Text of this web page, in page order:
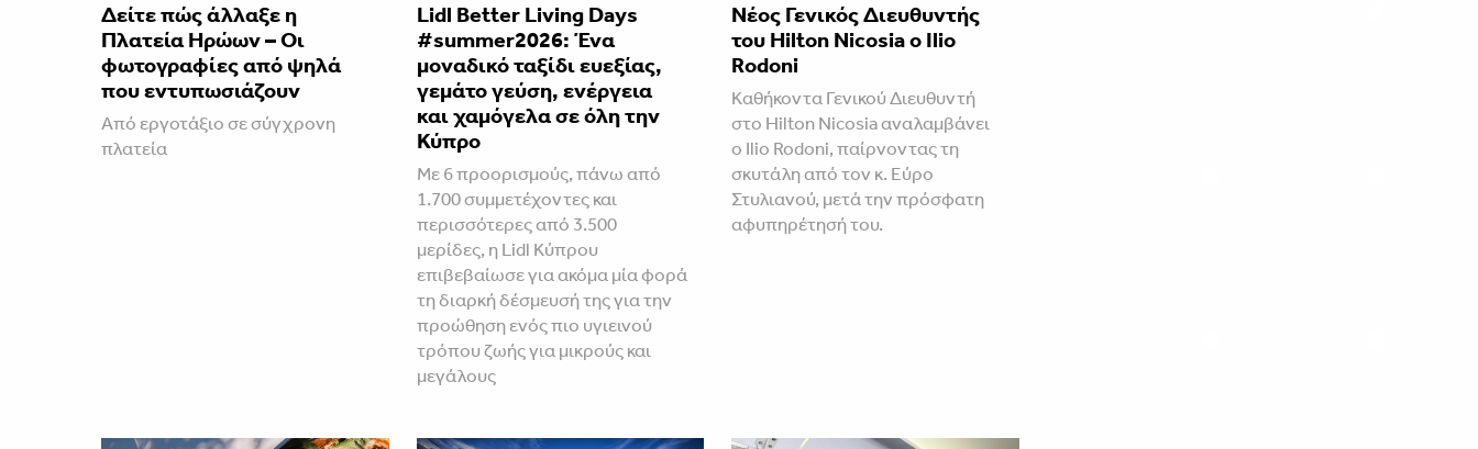
Δείτε πώς άλλαξε η
Πλατεία Ηρώων – Οι
φωτογραφίες από ψηλά
που εντυπωσιάζουν
Από εργοτάξιο σε σύγχρονη
πλατεία
Lidl Better Living Days
#summer2026: Ένα
μοναδικό ταξίδι ευεξίας,
γεμάτο γεύση, ενέργεια
και χαμόγελα σε όλη την
Κύπρο
Με 6 προορισμούς, πάνω από
1.700 συμμετέχοντες και
περισσότερες από 3.500
μερίδες, η Lidl Κύπρου
επιβεβαίωσε για ακόμα μία φορά
τη διαρκή δέσμευσή της για την
προώθηση ενός πιο υγιεινού
τρόπου ζωής για μικρούς και
μεγάλους
Νέος Γενικός Διευθυντής
του Hilton Nicosia ο Ilio
Rodoni
Καθήκοντα Γενικού Διευθυντή
στο Hilton Nicosia αναλαμβάνει
ο Ilio Rodoni, παίρνοντας τη
σκυτάλη από τον κ. Εύρο
Στυλιανού, μετά την πρόσφατη
αφυπηρέτησή του.